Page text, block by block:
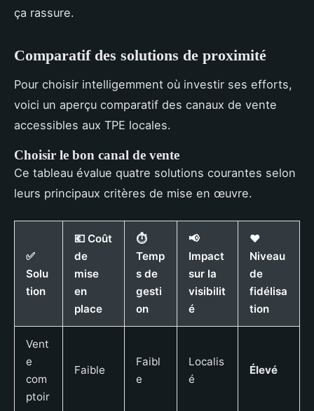
ça rassure.
Comparatif des solutions de proximité
Pour choisir intelligemment où investir ses efforts,
voici un aperçu comparatif des canaux de vente
accessibles aux TPE locales.
Choisir le bon canal de vente
Ce tableau évalue quatre solutions courantes selon
leurs principaux critères de mise en œuvre.
✅
Solu
tion
💶 Coût
de
mise
en
place
⏱
Temp
s de
gesti
on
📢
Impact
sur la
visibilit
é
❤️
Niveau
de
fidélisa
tion
Vent
e
com
ptoir
Faible
Faibl
e
Localis
é
Élevé